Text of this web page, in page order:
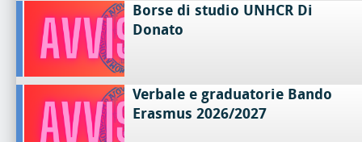
Borse di studio UNHCR Di
Donato
Verbale e graduatorie Bando
Erasmus 2026/2027